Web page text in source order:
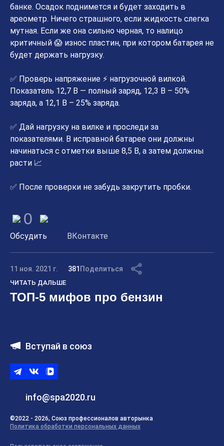
банке. Осадок поднимется и будет заходить в
ареометр. Ничего страшного, если жидкость слегка
мутная. Если же она сильно черная, то налицо
критичный 😱 износ пластин, при котором батарея не
будет держать нагрузку.
✅ Проверь напряжение ⚡ нагрузочной вилкой.
Показатель 12,7 В — полный заряд, 12,3 В – 50%
заряда, а 12,1 В – 25% заряда.
✅ Дай нагрузку на вилке и проследи за
показателями. В исправной батарее они должны
начинаться с отметки выше 8,5 В, а затем должны
расти 📈
✅ После проверки не забудь закрутить пробки.
0
Обсудить ВКонтакте
11 ноя. 2021 г. 381 Поделиться
ЧИТАТЬ ДАЛЬШЕ
ТОП-5 мифов про бензин
Вступай в союз
info@spa2020.ru
TelegramВКонтакте
ВК
©2022 - 2026, Союз профессионалов авторынка
Политика обработки персональных данных